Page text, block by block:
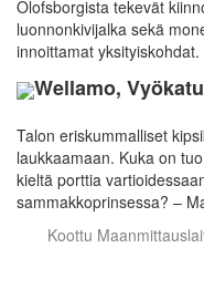
Olofsborgista tekevät
luonnonkivijalka sekä
innoittamat
Wellamo,
Talon eriskummalliset
laukkaamaan. Kuka on
kieltä porttia
sammakkoprinsessa? –
Koottu